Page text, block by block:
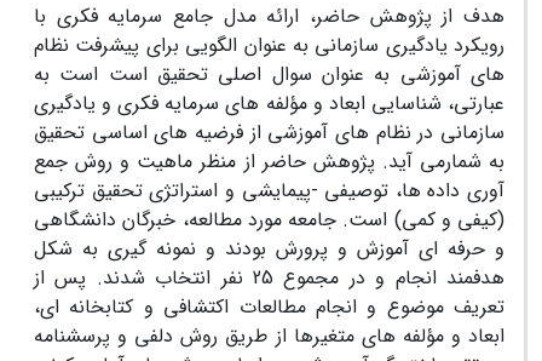
هدف از پژوهش حاضر، ارائه مدل جامع سرمایه فکری با
رویکرد یادگیری سازمانی به عنوان الگویی برای پیشرفت نظام
های آموزشی به عنوان سوال اصلی تحقیق است است به
عبارتی، شناسایی ابعاد و مؤلفه های سرمایه فکری و یادگیری
سازمانی در نظام های آموزشی از فرضیه های اساسی تحقیق
به شمارمی آید. پژوهش حاضر از منظر ماهیت و روش جمع
آوری داده ها، توصیفی -پیمایشی و استراتژی تحقیق ترکیبی
(کیفی و کمی) است. جامعه مورد مطالعه، خبرگان دانشگاهی
و حرفه ای آموزش و پرورش بودند و نمونه گیری به شکل
هدفمند انجام و در مجموع 25 نفر انتخاب شدند. پس از
تعریف موضوع و انجام مطالعات اکتشافی و کتابخانه ای،
ابعاد و مؤلفه های متغیرها از طریق روش دلفی و پرسشنامه